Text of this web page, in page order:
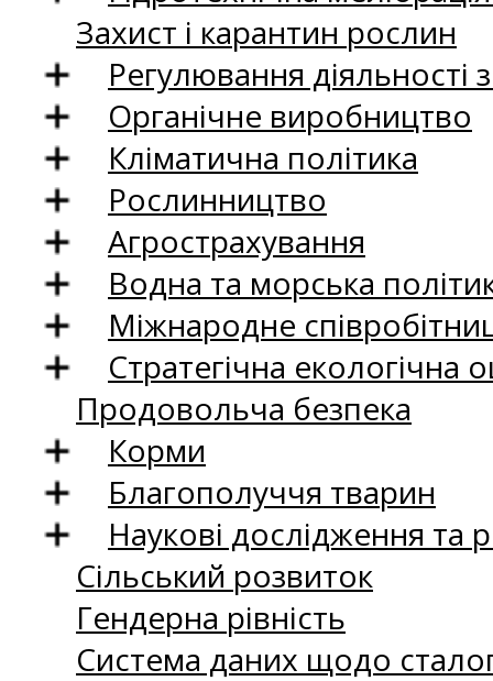
Захист і карантин рослин
Регулювання
Органічне виробництво
Кліматична політика
Рослинництво
Агрострахування
Водна та морська
Міжнародне
Стратегічна екологічна
Продовольча безпека
Корми
Благополуччя тварин
Наукові дослідження та
Сільський розвиток
Гендерна рівність
Система даних щодо